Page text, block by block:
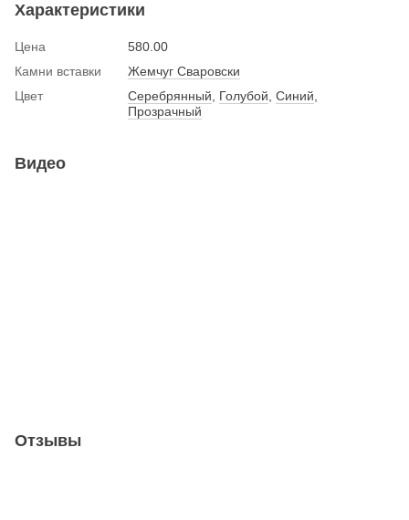
Характеристики
Цена
580.00
Камни вставки
Жемчуг Сваровски
Цвет
Серебрянный, Голубой, Синий,
Прозрачный
Видео
Отзывы